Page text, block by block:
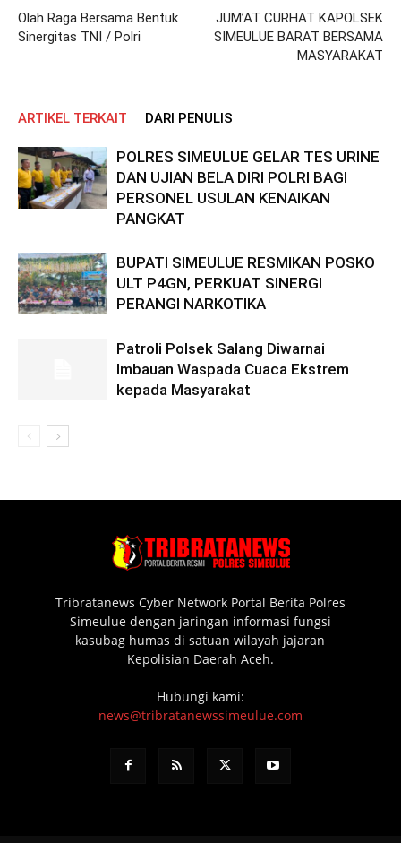
Olah Raga Bersama Bentuk
Sinergitas TNI / Polri
JUM’AT CURHAT KAPOLSEK
SIMEULUE BARAT BERSAMA
MASYARAKAT
ARTIKEL TERKAIT DARI PENULIS
POLRES SIMEULUE GELAR TES URINE
DAN UJIAN BELA DIRI POLRI BAGI
PERSONEL USULAN KENAIKAN
PANGKAT
BUPATI SIMEULUE RESMIKAN POSKO
ULT P4GN, PERKUAT SINERGI
PERANGI NARKOTIKA
Patroli Polsek Salang Diwarnai
Imbauan Waspada Cuaca Ekstrem
kepada Masyarakat
Tribratanews Cyber Network Portal Berita Polres
Simeulue dengan jaringan informasi fungsi
kasubag humas di satuan wilayah jajaran
Kepolisian Daerah Aceh.
Hubungi kami:
news@tribratanewssimeulue.com